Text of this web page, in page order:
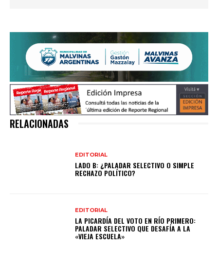
RELACIONADAS
EDITORIAL
LADO B: ¿PALADAR SELECTIVO O SIMPLE
RECHAZO POLÍTICO?
EDITORIAL
LA PICARDÍA DEL VOTO EN RÍO PRIMERO:
PALADAR SELECTIVO QUE DESAFÍA A LA
«VIEJA ESCUELA»